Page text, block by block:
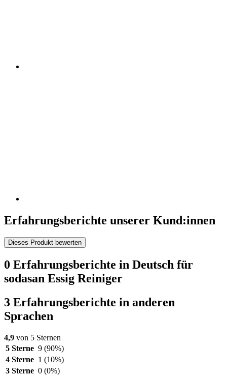
Erfahrungsberichte unserer Kund:innen
Dieses Produkt bewerten
0 Erfahrungsberichte in Deutsch für
sodasan Essig Reiniger
3 Erfahrungsberichte in anderen
Sprachen
4,9 von 5 Sternen
5 Sterne 9 (90%)
4 Sterne 1 (10%)
3 Sterne 0 (0%)